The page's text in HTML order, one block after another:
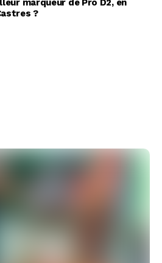
marqueur de Pro D2, en
?